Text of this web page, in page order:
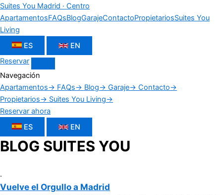
Suites You Madrid · Centro
ApartamentosFAQsBlogGarajeContactoPropietariosSuites You
Living
ES
EN
Reservar
Navegación
Apartamentos→ FAQs→ Blog→ Garaje→ Contacto→
Propietarios→ Suites You Living→
Reservar ahora
ES
EN
BLOG SUITES YOU
.
Vuelve el Orgullo a Madrid